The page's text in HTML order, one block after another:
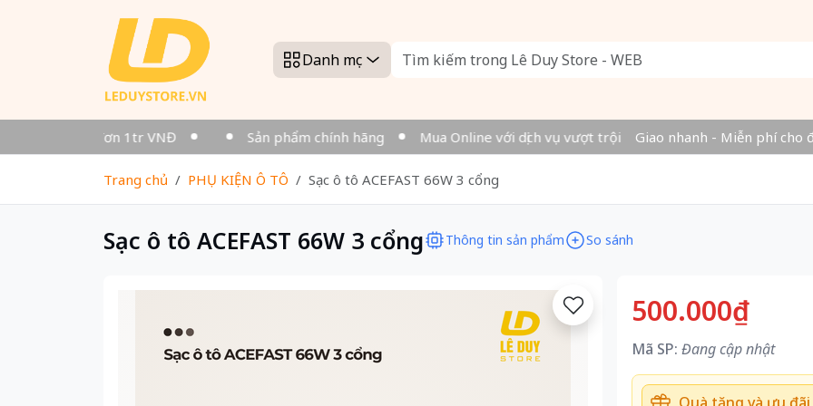
Danh mục
phí cho đơn 1tr VNĐ Sản phẩm chính hãng Mua Online với dịch vụ vượt trội Giao nhanh - Miễn phí cho
Trang chủ PHỤ KIỆN Ô TÔ Sạc ô tô ACEFAST 66W 3 cổng
Sạc ô tô ACEFAST 66W 3 cổng Thông tin sản phẩm So sánh
500.000₫
Mã SP: Đang cập nhật